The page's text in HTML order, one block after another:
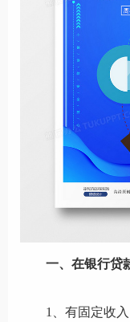
一、在银行贷
1、有固定收